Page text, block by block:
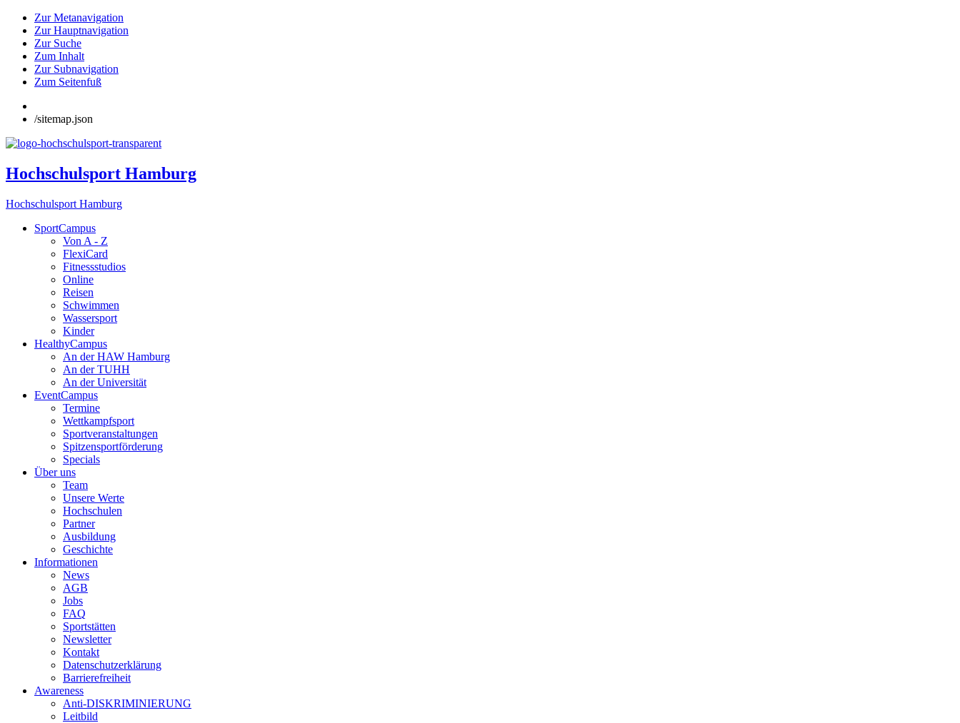
Zur Metanavigation
Zur Hauptnavigation
Zur Suche
Zum Inhalt
Zur Subnavigation
Zum Seitenfuß
/sitemap.json
Hochschulsport Hamburg
Hochschulsport Hamburg
SportCampus
Von A - Z
FlexiCard
Fitnessstudios
Online
Reisen
Schwimmen
Wassersport
Kinder
HealthyCampus
An der HAW Hamburg
An der TUHH
An der Universität
EventCampus
Termine
Wettkampfsport
Sportveranstaltungen
Spitzensportförderung
Specials
Über uns
Team
Unsere Werte
Hochschulen
Partner
Ausbildung
Geschichte
Informationen
News
AGB
Jobs
FAQ
Sportstätten
Newsletter
Kontakt
Datenschutzerklärung
Barrierefreiheit
Awareness
Anti-DISKRIMINIERUNG
Leitbild